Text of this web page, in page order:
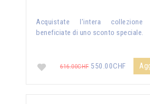
Acquistate l'intera
beneficiate di uno sconto speciale.
616.00CHF550.00CHF